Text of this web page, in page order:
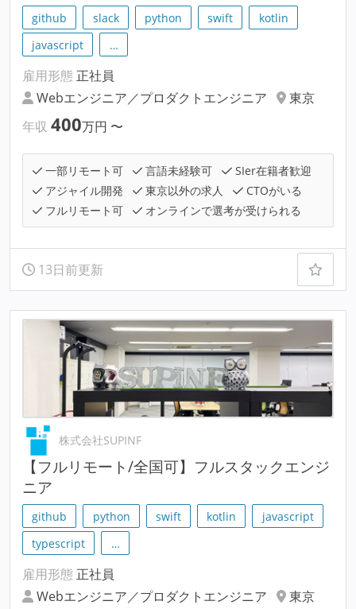
github slack python swift
kotlin
javascript
…
雇用形態 正社員
Webエンジニア／プロダクトエンジニア
東京
年収 400万円 〜
一部リモート可 言語未経験可
SIer在籍者歓迎
アジャイル開発
東京以外の求人
CTOがいる
フルリモート可
オンラインで選考が受けられる
13日前更新
株式会社SUPINF
【フルリモート/全国可】フルスタックエンジ
ニア
github python swift kotlin
javascript
typescript
…
雇用形態 正社員
Webエンジニア／プロダクトエンジニア
東京